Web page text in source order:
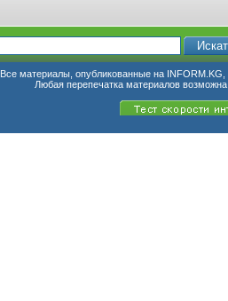
Все материалы, опубликованные на INFORM.KG,
Любая перепечатка материалов